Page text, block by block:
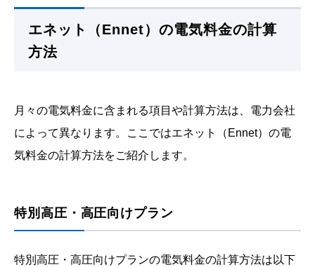
エネット（Ennet）の電気料金の計算
方法
月々の電気料金に含まれる項目や計算方法は、電力会社
によって異なります。ここではエネット（Ennet）の電
気料金の計算方法をご紹介します。
特別高圧・高圧向けプラン
特別高圧・高圧向けプランの電気料金の計算方法は以下